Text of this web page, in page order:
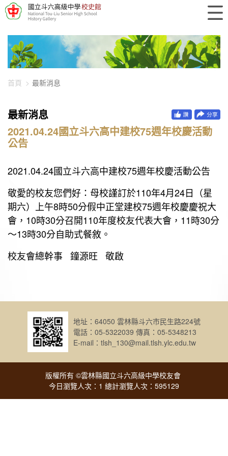
448-896
首頁 最新消息
最新消息
2021.04.24國立斗六高中建校75週年校慶活動
公告
2021.04.24國立斗六高中建校75週年校慶活動公告
敬愛的校友您們好：母校謹訂於110年4月24日（星
期六）上午8時50分假中正堂建校75週年校慶慶祝大
會，10時30分召開110年度校友代表大會，11時30分
～13時30分自助式餐敘。
校友會總幹事 鐘源旺 敬啟
地址：64050 雲林縣斗六市民生路224號
電話：05-5322039 傳真：05-5348213
E-mail：tlsh_130@mail.tlsh.ylc.edu.tw
版權所有 ©雲林縣國立斗六高級中學校友會
今日瀏覽人次：1 總計瀏覽人次：595129